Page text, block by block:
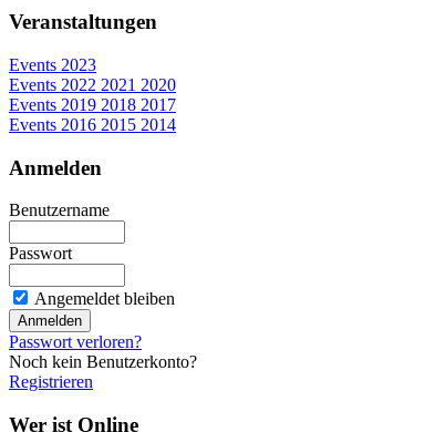
Veranstaltungen
Events 2023
Events 2022 2021 2020
Events 2019 2018 2017
Events 2016 2015 2014
Anmelden
Benutzername
Passwort
Angemeldet bleiben
Passwort verloren?
Noch kein Benutzerkonto?
Registrieren
Wer ist Online